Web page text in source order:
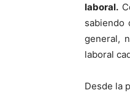
laboral.
sabiendo
general,
laboral
Desde la